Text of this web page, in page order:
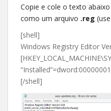
Copie e cole o texto
como um arquivo .reg
[shell]
Windows Registry Editor
“Installed”=dword:00000001
[/shell]